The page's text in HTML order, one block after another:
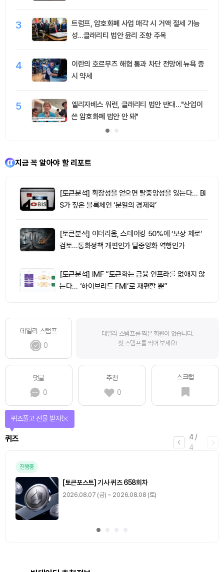
3
트럼프, 암호화폐 사업 매각 시 거액 절세 가능
성...클래리티 법안 윤리 조항 주목
4
이란의 호르무즈 해협 통과 차단 전망에 뉴욕 증
시 약세
5
엘리자베스 워런, 클래리티 법안 반대…"산업이
쓴 암호화폐 법안 안 돼"
지금 꼭 알아야 할 리포트
[토큰분석] 확장성을 얻으면 탈중앙성을 잃는다… BI
S가 짚은 블록체인 ‘분열의 경제학’
[토큰분석] 이더리움, 스테이킹 50%에 ‘보상 제로’
검토…통화정책 개편인가 탈중앙화 역행인가
[토큰분석] IMF “토큰화는 금융 인프라를 없애지 않
는다… ‘하이브리드 FMI’로 재편할 뿐”
데일리 스탬프
0
데일리 스탬프를 찍은 회원이 없습니다.
첫 스탬프를 찍어 보세요!
댓글
0
추천
0
스크랩
4 /
4
퀴즈
퀴즈풀고 선물 받자!
진행중
[토큰포스트] 기사 퀴즈 658회차
2026.08.07 (금) ~ 2026.08.08 (토)